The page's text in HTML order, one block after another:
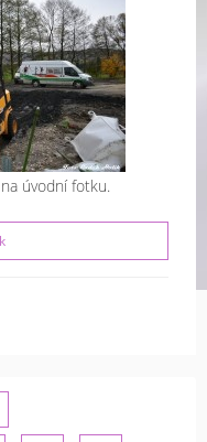
úvodní fotku.